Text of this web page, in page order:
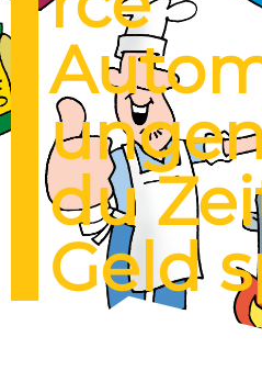
du
Geld